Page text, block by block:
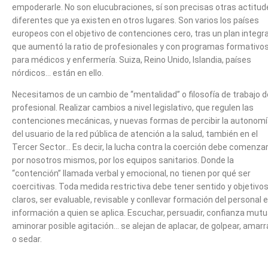
empoderarle. No son elucubraciones, sí son precisas otras
diferentes que ya existen en otros lugares. Son varios los países
europeos con el objetivo de contenciones cero, tras un plan
que aumentó la ratio de profesionales y con programas
para médicos y enfermería. Suiza, Reino Unido, Islandia, países
nórdicos… están en ello.
Necesitamos de un cambio de “mentalidad” o filosofía de trabajo
profesional. Realizar cambios a nivel legislativo, que regulen las
contenciones mecánicas, y nuevas formas de percibir la
del usuario de la red pública de atención a la salud, también en el
Tercer Sector… Es decir, la lucha contra la coerción debe comenzar
por nosotros mismos, por los equipos sanitarios. Donde la
“contención” llamada verbal y emocional, no tienen por qué ser
coercitivas. Toda medida restrictiva debe tener sentido y objetivos
claros, ser evaluable, revisable y conllevar formación del personal e
información a quien se aplica. Escuchar, persuadir, confianza
aminorar posible agitación… se alejan de aplacar, de golpear,
o sedar.